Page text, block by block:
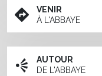
VENIR
À L'ABBAYE
AUTOUR
DE L'ABBAYE